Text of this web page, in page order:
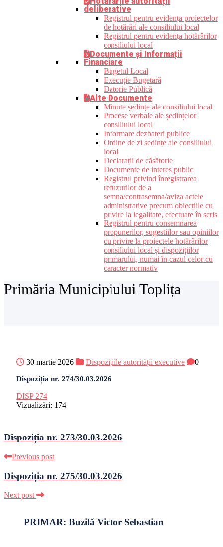
deliberative
Registrul pentru evidența proiectelor
de hotărâri ale consiliului local
Registrul pentru evidența hotărârilor
consiliului local
Documente și Informații
Financiare
Bugetul Local
Execuție Bugetară
Datorie Publică
Alte Documente
Minute ședințe ale consiliului local
Procese verbale ale ședințelor
consiliului local
Informare dezbateri publice
Ordine de zi ședințe ale consiliului
local
Declarații de căsătorie
Documente de interes public
Registrul privind înregistrarea
refuzurilor de a
semna/contrasemna/aviza actele
administrative precum obiecțiile cu
privire la legalitate, efectuate în scris
Registrul pentru consemnarea
propunerilor, sugestiilor sau opiniilor
cu privire la proiectele hotărârilor
consiliului local și dispozițiilor
primarului, numai în cazul celor cu
caracter normativ
Primăria Municipiului Toplița
30 martie 2026 Dispozițiile autorității executive 0
Dispoziția nr. 274/30.03.2026
DISP 274
Vizualizări: 174
Dispoziția nr. 273/30.03.2026
Previous post
Dispoziția nr. 275/30.03.2026
Next post
PRIMAR: Buzilă Victor Sebastian